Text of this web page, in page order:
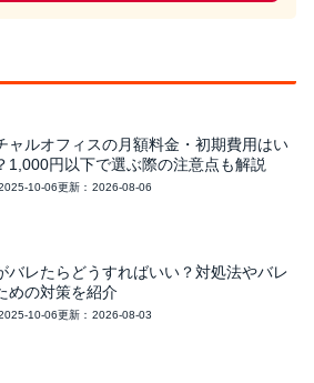
ャルオフィスの月額料金・初期費用はい
1,000円以下で選ぶ際の注意点も解説
10-06 2026-08-06
バレたらどうすればいい？対処法やバレ
めの対策を紹介
10-06 2026-08-03